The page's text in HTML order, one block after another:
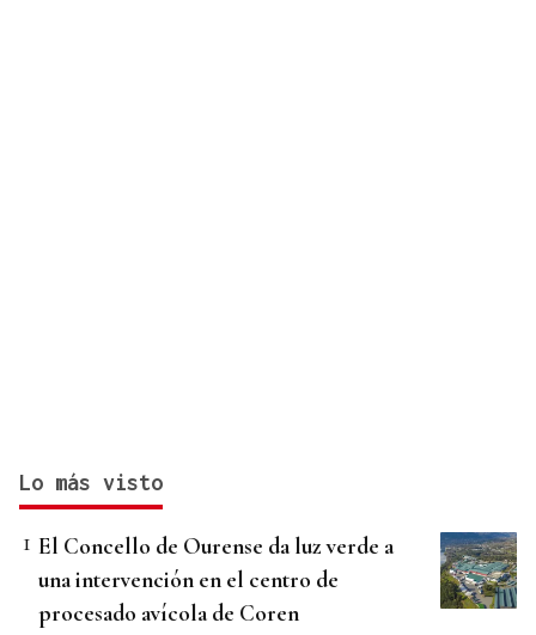
Lo más visto
El Concello de Ourense da luz verde a
una intervención en el centro de
procesado avícola de Coren